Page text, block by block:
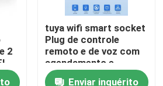
2
tuya wifi smart socket
Plug de controle
remoto e de voz com
agendamento e
funções de
Enviar inquérito